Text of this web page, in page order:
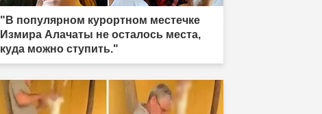
"В популярном курортном местечке
Измира Алачаты не осталось места,
куда можно ступить."